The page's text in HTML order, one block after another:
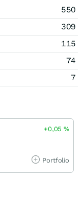
550
309
115
74
7
+0,05%
Portfolio